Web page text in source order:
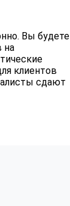
Вы будете
на
клиентов
сдают